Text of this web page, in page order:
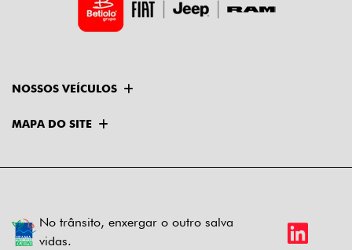
NOSSOS VEÍCULOS
MAPA DO SITE
No trânsito, enxergar o outro salva
vidas.